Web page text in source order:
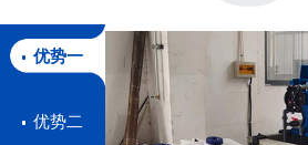
优势一
优势二